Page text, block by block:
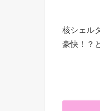
核シェル
豪快！？